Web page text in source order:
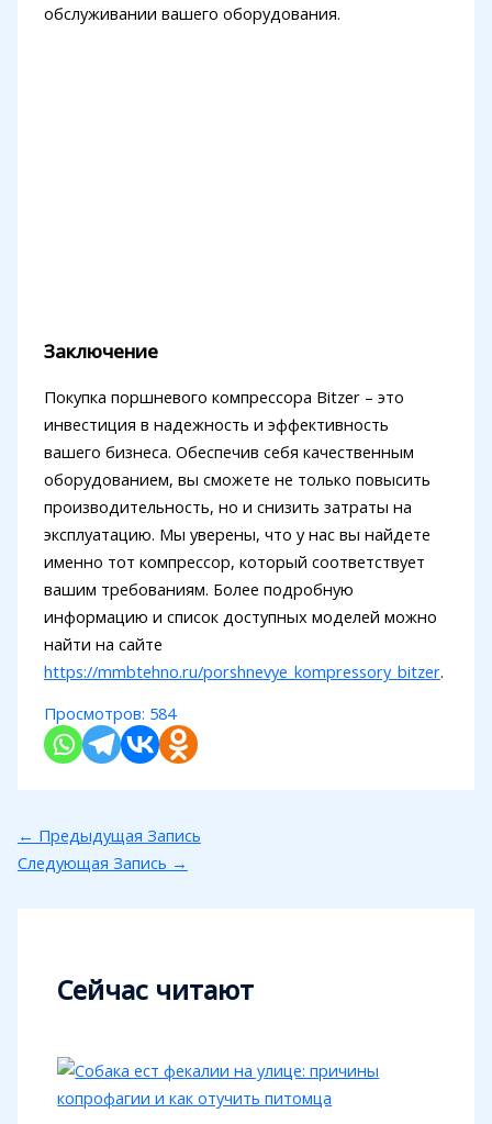
обслуживании вашего оборудования.
Заключение
Покупка поршневого компрессора Bitzer – это
инвестиция в надежность и эффективность
вашего бизнеса. Обеспечив себя качественным
оборудованием, вы сможете не только повысить
производительность, но и снизить затраты на
эксплуатацию. Мы уверены, что у нас вы найдете
именно тот компрессор, который соответствует
вашим требованиям. Более подробную
информацию и список доступных моделей можно
найти на сайте
https://mmbtehno.ru/porshnevye_kompressory_bitzer.
Просмотров: 584
← Предыдущая Запись
Следующая Запись →
Сейчас читают